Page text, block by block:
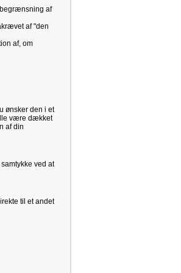
af
af "den
af, om
ønsker den i et
være dækket
af din
ved at
til et andet